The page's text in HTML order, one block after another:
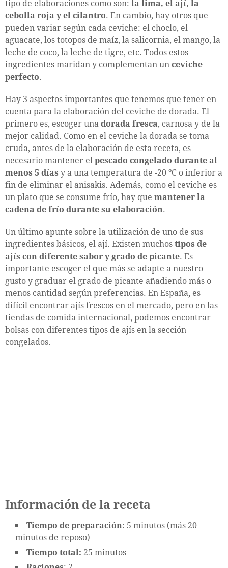
tipo de elaboraciones como son: la lima, el ají, la
cebolla roja y el cilantro. En cambio, hay otros que
pueden variar según cada ceviche: el choclo, el
aguacate, los totopos de maíz, la salicornia, el mango, la
leche de coco, la leche de tigre, etc. Todos estos
ingredientes maridan y complementan un ceviche
perfecto.
Hay 3 aspectos importantes que tenemos que tener en
cuenta para la elaboración del ceviche de dorada. El
primero es, escoger una dorada fresca, carnosa y de la
mejor calidad. Como en el ceviche la dorada se toma
cruda, antes de la elaboración de esta receta, es
necesario mantener el pescado congelado durante al
menos 5 días y a una temperatura de -20 ºC o inferior a
fin de eliminar el anisakis. Además, como el ceviche es
un plato que se consume frío, hay que mantener la
cadena de frío durante su elaboración.
Un último apunte sobre la utilización de uno de sus
ingredientes básicos, el ají. Existen muchos tipos de
ajís con diferente sabor y grado de picante. Es
importante escoger el que más se adapte a nuestro
gusto y graduar el grado de picante añadiendo más o
menos cantidad según preferencias. En España, es
difícil encontrar ajís frescos en el mercado, pero en las
tiendas de comida internacional, podemos encontrar
bolsas con diferentes tipos de ajís en la sección
congelados.
Información de la receta
Tiempo de preparación: 5 minutos (más 20
minutos de reposo)
Tiempo total: 25 minutos